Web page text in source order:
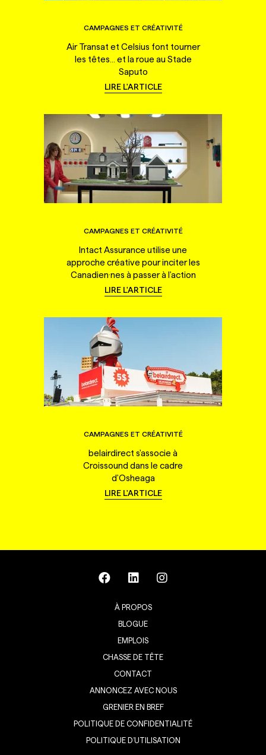
CAMPAGNES ET CRÉATIVITÉ
Air Transat et Celsius font tourner
les têtes... et la roue au Stade
Saputo
LIRE L'ARTICLE
CAMPAGNES ET CRÉATIVITÉ
Intact Assurance utilise une
approche créative pour inciter les
Canadien·nes à passer à l'action
LIRE L'ARTICLE
CAMPAGNES ET CRÉATIVITÉ
belairdirect s'associe à
Croissound dans le cadre
d'Osheaga
LIRE L'ARTICLE
À PROPOS
BLOGUE
EMPLOIS
CHASSE DE TÊTE
CONTACT
ANNONCEZ AVEC NOUS
GRENIER EN BREF
POLITIQUE DE CONFIDENTIALITÉ
POLITIQUE D’UTILISATION